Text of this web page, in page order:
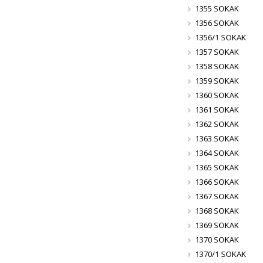
1355 SOKAK
1356 SOKAK
1356/1 SOKAK
1357 SOKAK
1358 SOKAK
1359 SOKAK
1360 SOKAK
1361 SOKAK
1362 SOKAK
1363 SOKAK
1364 SOKAK
1365 SOKAK
1366 SOKAK
1367 SOKAK
1368 SOKAK
1369 SOKAK
1370 SOKAK
1370/1 SOKAK